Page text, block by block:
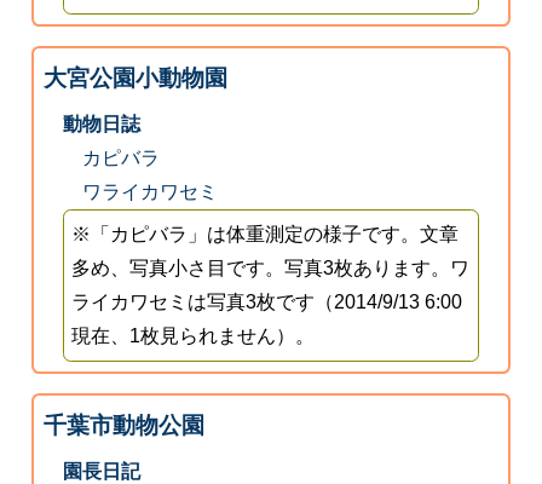
大宮公園小動物園
動物日誌
カピバラ
ワライカワセミ
※「カピバラ」は体重測定の様子です。文章
多め、写真小さ目です。写真3枚あります。ワ
ライカワセミは写真3枚です（2014/9/13 6:00
現在、1枚見られません）。
千葉市動物公園
園長日記